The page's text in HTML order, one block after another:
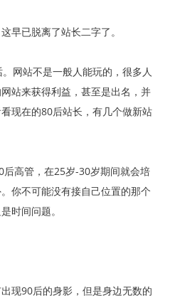
早已脱离了站长二字了。
网站不是一般人能玩的，很多人
站来获得利益，甚至是出名，并
现在的80后站长，有几个做新站
高管，在25岁-30岁期间就会培
你不可能没有接自己位置的那个
时间问题。
现90后的身影，但是身边无数的